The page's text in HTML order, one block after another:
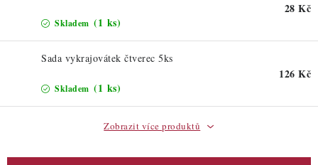
ZDRAVÉ PEČENÍ
DÁRKOVÉ POUKAZY
Skladem (1 ks)
28 Kč
Sada vykrajovátek čtverec 5ks
Skladem (1 ks)
126 Kč
Zobrazit více produktů